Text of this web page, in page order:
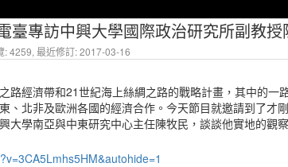
臺專訪中興大學國際政治研究所副教授
: 4259, 最近修訂: 2017-03-16
路經濟帶和21世紀海上絲綢之路的戰略計畫，其中的一
、北非及歐洲各國的經濟合作。今天節目就邀請到了才
大學南亞與中東研究中心主任陳牧民，談談他實地的觀